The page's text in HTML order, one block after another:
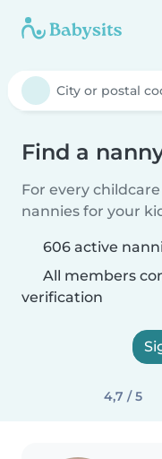
Find a
For every
nannies for your
606 active
All members
verification
4,7 / 5